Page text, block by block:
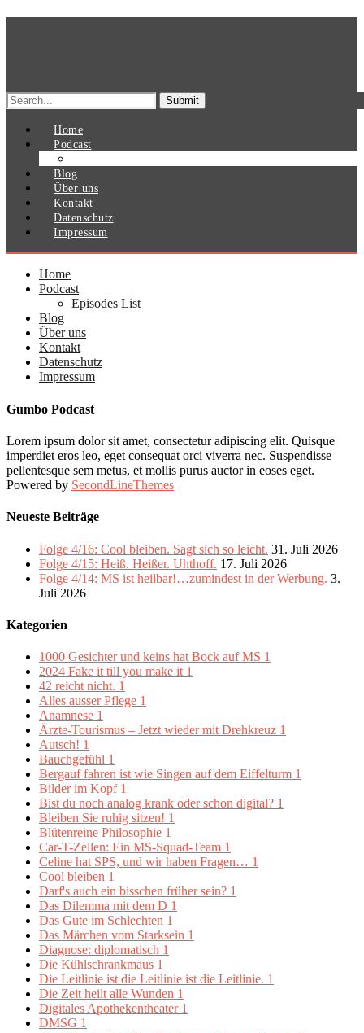
Search
for:
Home
Podcast
Blog
Über uns
Kontakt
Datenschutz
Impressum
Home
Podcast
Episodes List
Blog
Über uns
Kontakt
Datenschutz
Impressum
Gumbo Podcast
Lorem ipsum dolor sit amet, consectetur adipiscing elit. Quisque
imperdiet eros leo, eget consequat orci viverra nec. Suspendisse
pellentesque sem metus, et mollis purus auctor in eoses eget.
Powered by SecondLineThemes
Neueste Beiträge
Folge 4/16: Cool bleiben. Sagt sich so leicht. 31. Juli 2026
Folge 4/15: Heiß. Heißer. Uhthoff. 17. Juli 2026
Folge 4/14: MS ist heilbar!…zumindest in der Werbung. 3.
Juli 2026
Kategorien
1000 Gesichter und keins hat Bock auf MS 1
2024 Fake it till you make it 1
42 reicht nicht. 1
Alles ausser Pflege 1
Anamnese 1
Ärzte-Tourismus – Jetzt wieder mit Drehkreuz 1
Autsch! 1
Bauchgefühl 1
Bergauf fahren ist wie Singen auf dem Eiffelturm 1
Bilder im Kopf 1
Bist du noch analog krank oder schon digital? 1
Bleiben Sie ruhig sitzen! 1
Blütenreine Philosophie 1
Car-T-Zellen: Ein MS-Squad-Team 1
Celine hat SPS, und wir haben Fragen… 1
Cool bleiben 1
Darf's auch ein bisschen früher sein? 1
Das Dilemma mit dem D 1
Das Gute im Schlechten 1
Das Märchen vom Starksein 1
Diagnose: diplomatisch 1
Die Kühlschrankmaus 1
Die Leitlinie ist die Leitlinie ist die Leitlinie. 1
Die Zeit heilt alle Wunden 1
Digitales Apothekentheater 1
DMSG 1